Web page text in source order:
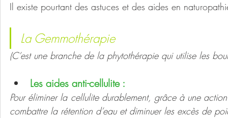
Il existe pourtant des astuces et des aides en
La Gemmothérapie
(C’est une branche de la phytothérapie qui utilise les
Les aides anti-cellulite :
Pour éliminer la cellulite durablement, grâce à une
combattre la rétention d’eau et diminuer les excès de